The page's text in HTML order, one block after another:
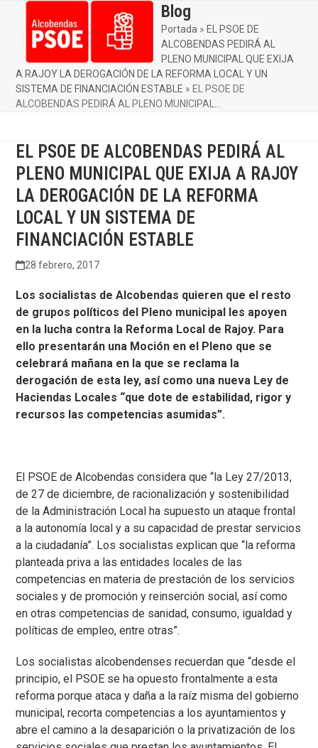
contentmobile
menu
mobile
menu
Blog
Portada » EL PSOE DE
ALCOBENDAS PEDIRÁ AL
PLENO MUNICIPAL QUE EXIJA
A RAJOY LA DEROGACIÓN DE LA REFORMA LOCAL Y UN
SISTEMA DE FINANCIACIÓN ESTABLE » EL PSOE DE
ALCOBENDAS PEDIRÁ AL PLENO MUNICIPAL…
EL PSOE DE ALCOBENDAS PEDIRÁ AL
PLENO MUNICIPAL QUE EXIJA A RAJOY
LA DEROGACIÓN DE LA REFORMA
LOCAL Y UN SISTEMA DE
FINANCIACIÓN ESTABLE
28 febrero, 2017
Los socialistas de Alcobendas quieren que el resto
de grupos políticos del Pleno municipal les apoyen
en la lucha contra la Reforma Local de Rajoy. Para
ello presentarán una Moción en el Pleno que se
celebrará mañana en la que se reclama la
derogación de esta ley, así como una nueva Ley de
Haciendas Locales “que dote de estabilidad, rigor y
recursos las competencias asumidas”.
El PSOE de Alcobendas considera que “la Ley 27/2013,
de 27 de diciembre, de racionalización y sostenibilidad
de la Administración Local ha supuesto un ataque frontal
a la autonomía local y a su capacidad de prestar servicios
a la ciudadanía”. Los socialistas explican que “la reforma
planteada priva a las entidades locales de las
competencias en materia de prestación de los servicios
sociales y de promoción y reinserción social, así como
en otras competencias de sanidad, consumo, igualdad y
políticas de empleo, entre otras”.
Los socialistas alcobendenses recuerdan que “desde el
principio, el PSOE se ha opuesto frontalmente a esta
reforma porque ataca y daña a la raíz misma del gobierno
municipal, recorta competencias a los ayuntamientos y
abre el camino a la desaparición o la privatización de los